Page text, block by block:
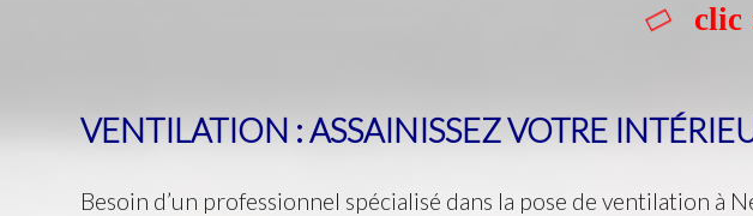
clic :
VENTILATION : ASSAINISSEZ VOTRE
Besoin d’un professionnel spécialisé dans la pose de ventilation à